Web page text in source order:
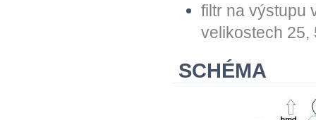
filtr na výstupu
velikostech 25,
SCHÉMA